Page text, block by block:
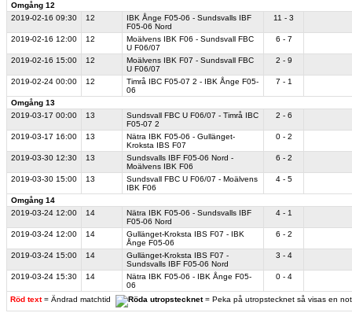
Röd text = Ändrad matchtid = Peka på utropstecknet så visas en
Omgång 12
2019-02-16 09:30 12
IBK Ånge F05-06 - Sundsvalls IBF
F05-06 Nord
11 - 3
2019-02-16 12:00 12
Moälvens IBK F06 - Sundsvall FBC
U F06/07
6 - 7
2019-02-16 15:00 12
Moälvens IBK F07 - Sundsvall FBC
U F06/07
2 - 9
2019-02-24 00:00 12
Timrå IBC F05-07 2 - IBK Ånge F05-
06
7 - 1
Omgång 13
2019-03-17 00:00 13
Sundsvall FBC U F06/07 - Timrå IBC
F05-07 2
2 - 6
2019-03-17 16:00 13
Nätra IBK F05-06 - Gullänget-
Kroksta IBS F07
0 - 2
2019-03-30 12:30 13
Sundsvalls IBF F05-06 Nord -
Moälvens IBK F06
6 - 2
2019-03-30 15:00 13
Sundsvall FBC U F06/07 - Moälvens
IBK F06
4 - 5
Omgång 14
2019-03-24 12:00 14
Nätra IBK F05-06 - Sundsvalls IBF
F05-06 Nord
4 - 1
2019-03-24 12:00 14
Gullänget-Kroksta IBS F07 - IBK
Ånge F05-06
6 - 2
2019-03-24 15:00 14
Gullänget-Kroksta IBS F07 -
Sundsvalls IBF F05-06 Nord
3 - 4
2019-03-24 15:30 14
Nätra IBK F05-06 - IBK Ånge F05-
06
0 - 4